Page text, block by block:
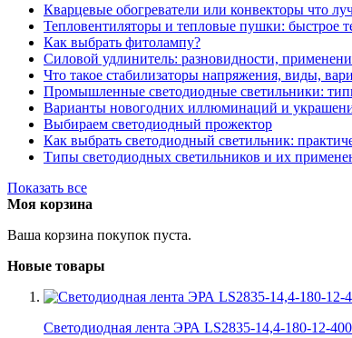
Кварцевые обогреватели или конвекторы что
Тепловентиляторы и тепловые пушки: быстрое
Как выбрать фитолампу?
Силовой удлинитель: разновидности,
Что такое стабилизаторы напряжения, виды,
Промышленные светодиодные светильники:
Варианты новогодних иллюминаций и
Выбираем светодиодный прожектор
Как выбрать светодиодный светильник:
Типы светодиодных светильников и их
Показать все
Моя корзина
Ваша корзина покупок пуста.
Новые товары
Светодиодная лента ЭРА LS2835-14,4-180-12-